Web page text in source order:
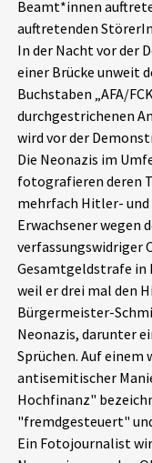
Phänomene
Aktuelles
Alle Beiträge
Veranstaltungen
Podcasts
Über uns
Kontakt
Spenden
chronik.LE in der
Beamt*innen
auftretenden
In der Nacht vor der
einer Brücke unweit
Buchstaben „AFA/
durchgestrichenen
wird vor der
Die Neonazis im
fotografieren deren
mehrfach Hitler- und
Erwachsener wegen
verfassungswidriger
Gesamtgeldstrafe in
weil er drei mal den
Bürgermeister-
Neonazis, darunter
Sprüchen. Auf
antisemitischer
Hochfinanz"
"fremdgesteuert"
Ein Fotojournalist